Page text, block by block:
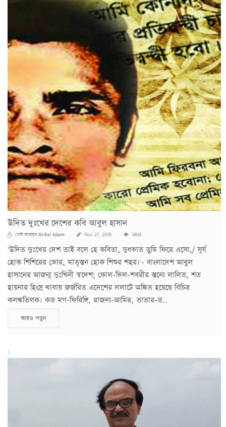
উদিত দুঃখের দেশের কবি আবুল হাসান
পোস্ট করেছেনAriful Islam Nov 27, 2018 3464
'উদিত দুঃখের দেশ তাই বলে হে কবিতা, দুধভাত তুমি ফিরে এসো,/ সূর্য
হোক শিশিরের ভোর, মাতৃস্তন হোক শিশুর শহর।'- বাংলাদেশ আবুল
হাসানের আজন্ম দুঃখিনী স্বদেশ; কোল-ভিল-শবরীর স্তন্যে লালিত, শত
হায়নার হিংস্র থাবায় জর্জরিত এদেশের ললাটে অঙ্কিত হয়েছে বিচিত্র
কলঙ্কতিলক। কত মগ-ফিরিঙ্গি, রাজন্য-আমির, তাতার-ত..
আরও পড়ুন
;